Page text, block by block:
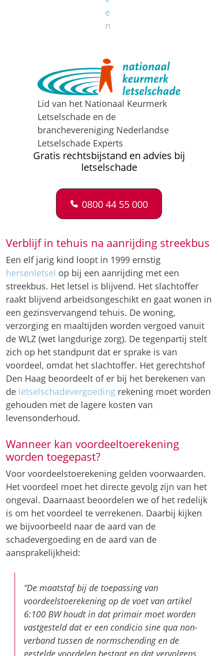
e
n
Lid van het Nationaal Keurmerk
Letselschade en de
branchevereniging Nederlandse
Letselschade Experts
Gratis rechtsbijstand en advies bij
letselschade
0800 44 55 000
Verblijf in tehuis na aanrijding streekbus
Een elf jarig kind loopt in 1999 ernstig
hersenletsel op bij een aanrijding met een
streekbus. Het letsel is blijvend. Het slachtoffer
raakt blijvend arbeidsongeschikt en gaat wonen in
een gezinsvervangend tehuis. De woning,
verzorging en maaltijden worden vergoed vanuit
de WLZ (wet langdurige zorg). De tegenpartij stelt
zich op het standpunt dat er sprake is van
voordeel, omdat het slachtoffer. Het gerechtshof
Den Haag beoordeelt of er bij het berekenen van
de letselschadevergoeding rekening moet worden
gehouden met de lagere kosten van
levensonderhoud.
Wanneer kan voordeeltoerekening
worden toegepast?
Voor voordeelstoerekening gelden voorwaarden.
Het voordeel moet het directe gevolg zijn van het
ongeval. Daarnaast beoordelen we of het redelijk
is om het voordeel te verrekenen. Daarbij kijken
we bijvoorbeeld naar de aard van de
schadevergoeding en de aard van de
aansprakelijkheid:
“De maatstaf bij de toepassing van
voordeelstoerekening op de voet van artikel
6:100 BW houdt in dat primair moet worden
vastgesteld dat er een condicio sine qua non-
verband tussen de normschending en de
gestelde voordelen bestaat en dat vervolgens